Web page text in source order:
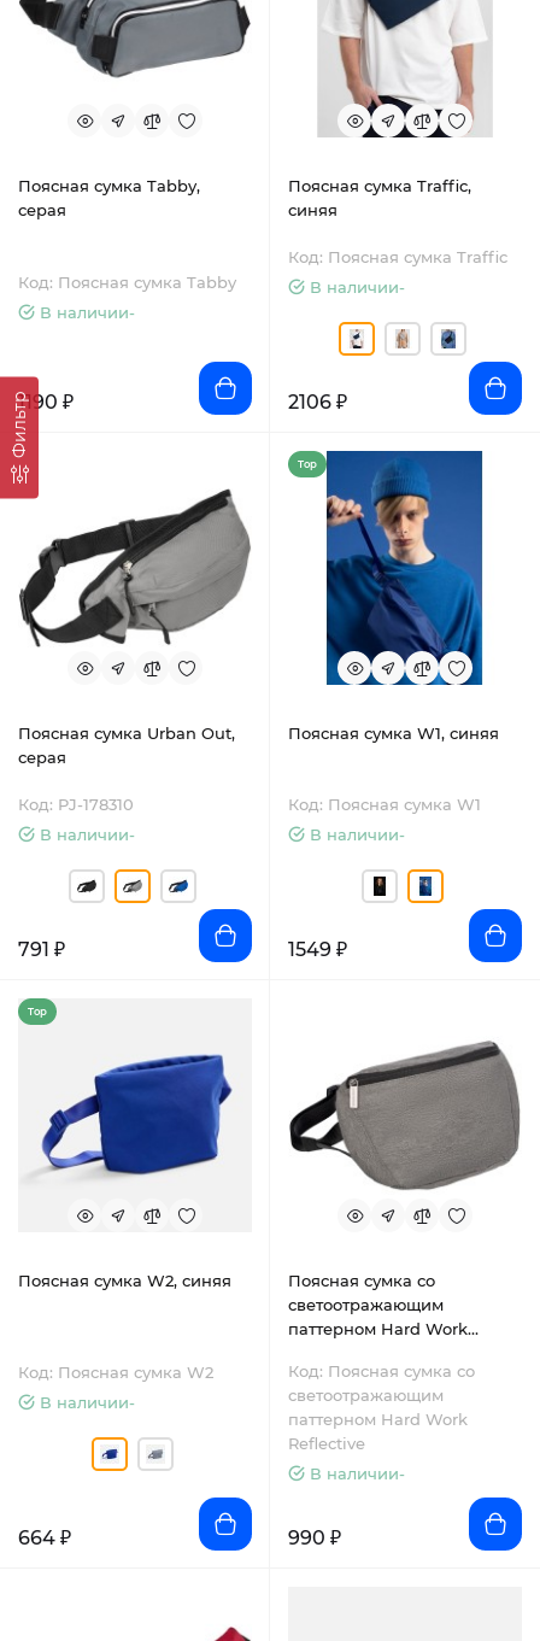
Фильтр
Поясная сумка Tabby,
серая
Код: Поясная сумка Tabby
В наличии-
1190 ₽
Поясная сумка Traffic,
синяя
Код: Поясная сумка Traffic
В наличии-
2106 ₽
Поясная сумка Urban Out,
серая
Код: PJ-178310
В наличии-
791 ₽
Top
Поясная сумка W1, синяя
Код: Поясная сумка W1
В наличии-
1549 ₽
Top
Поясная сумка W2, синяя
Код: Поясная сумка W2
В наличии-
664 ₽
Поясная сумка со
светоотражающим
паттерном Hard Work
Код: Поясная сумка со
светоотражающим
паттерном Hard Work
Reflective
В наличии-
990 ₽